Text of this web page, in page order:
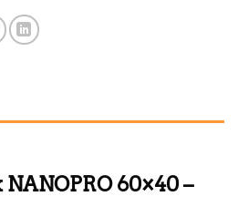
60×40 –